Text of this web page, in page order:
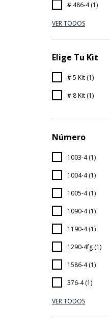
# 486-4 (1)
VER TODOS
Elige Tu Kit
# 5 Kit (1)
# 8 Kit (1)
Número
1003-4 (1)
1004-4 (1)
1005-4 (1)
1090-4 (1)
1190-4 (1)
1290-4fg (1)
1586-4 (1)
376-4 (1)
VER TODOS